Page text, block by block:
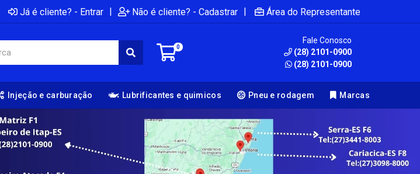
Já é cliente? - Entrar | Não é cliente? - Cadastrar | Área do Representante
0
Fale Conosco
(28) 2101-0900
(28) 2101-0900
Injeção e carburação Lubrificantes e quimicos Pneu e rodagem Marcas